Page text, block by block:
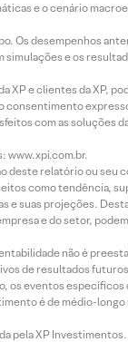
e o cenário
Os desempenhos
e os
e clientes da XP,
consentimento
com as soluções
www.xpi.com.br.
deste relatório ou seu
como tendência,
e suas projeções.
e do setor,
não é
de resultados
os eventos específicos
é de médio-longo
pela XP